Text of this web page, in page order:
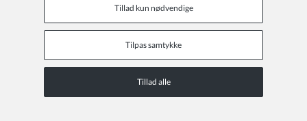
Kundeservice
Tillad kun nødvendige
Tilpas samtykke
Tillad alle